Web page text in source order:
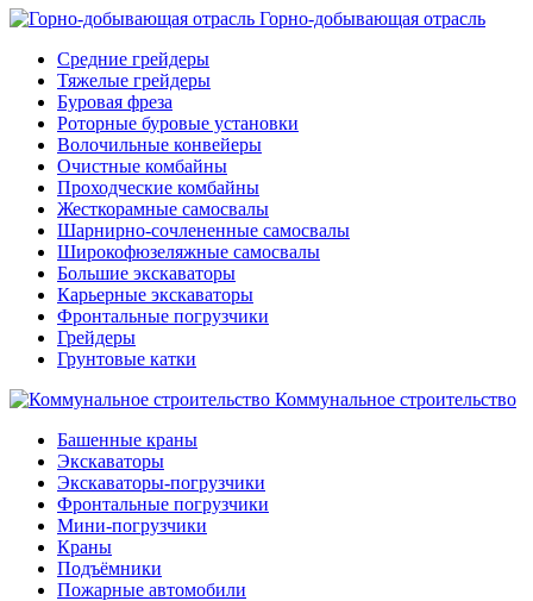
Горно-добывающая отрасль
Средние грейдеры
Тяжелые грейдеры
Буровая фреза
Роторные буровые установки
Волочильные конвейеры
Очистные комбайны
Проходческие комбайны
Жесткорамные самосвалы
Шарнирно-сочлененные самосвалы
Широкофюзеляжные самосвалы
Большие экскаваторы
Карьерные экскаваторы
Фронтальные погрузчики
Грейдеры
Грунтовые катки
Коммунальное строительство
Башенные краны
Экскаваторы
Экскаваторы-погрузчики
Фронтальные погрузчики
Мини-погрузчики
Краны
Подъёмники
Пожарные автомобили